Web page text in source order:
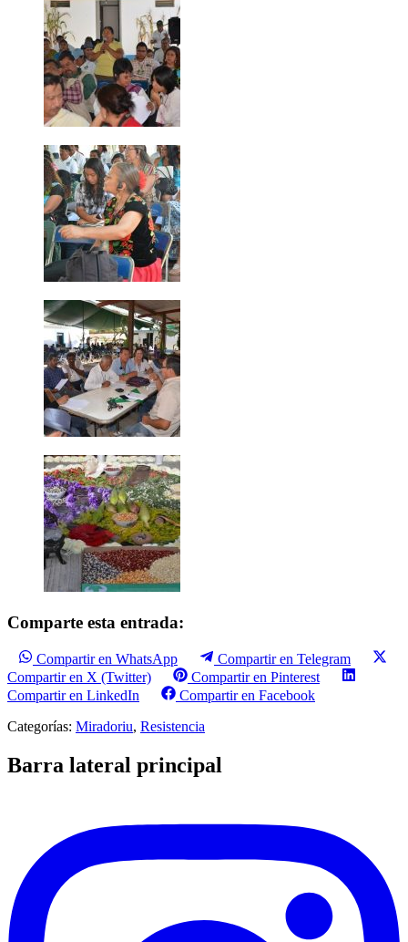
Comparte esta entrada:
Compartir en WhatsApp
Compartir en Telegram
Compartir en X (Twitter)
Compartir en Pinterest
Compartir en LinkedIn
Compartir en Facebook
Categorías: Miradoriu, Resistencia
Barra lateral principal